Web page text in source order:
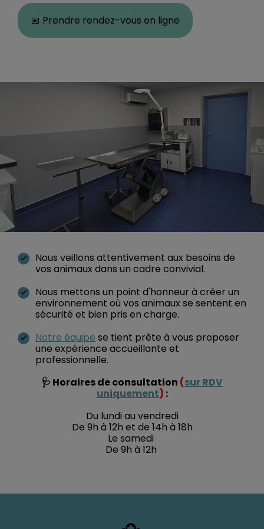
📅 Prendre rendez-vous en ligne
Nous veillons attentivement aux besoins de
vos animaux dans un cadre convivial.
Nous mettons un point d'honneur à créer un
environnement où vos animaux se sentent en
sécurité et bien pris en charge.
Notre équipe se tient prête à vous proposer
une expérience accueillante et
professionnelle.
🩺 Horaires de consultation (sur RDV
uniquement) :
Du lundi au vendredi
De 9h à 12h et de 14h à 18h
Le samedi
De 9h à 12h